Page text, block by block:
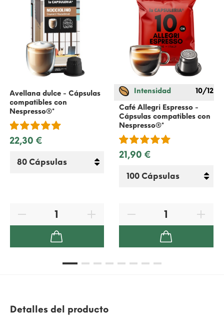
Avellana dulce - Cápsulas
compatibles con
Nespresso®*
22,30 €
Intensidad
10/12
Café Allegri Espresso -
Cápsulas compatibles con
Nespresso®*
21,90 €
Detalles del producto